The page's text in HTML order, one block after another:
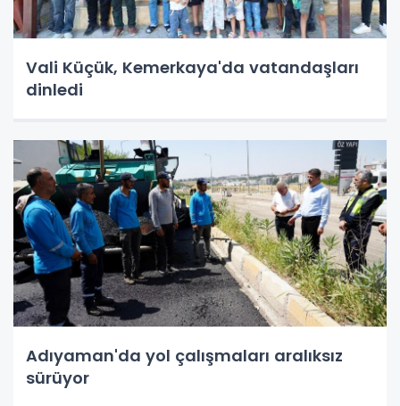
Vali Küçük, Kemerkaya'da vatandaşları
dinledi
Adıyaman'da yol çalışmaları aralıksız
sürüyor